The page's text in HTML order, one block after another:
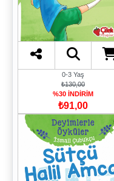
0-3 Yaş
₺130,00
%30 İNDİRİM
₺91,00